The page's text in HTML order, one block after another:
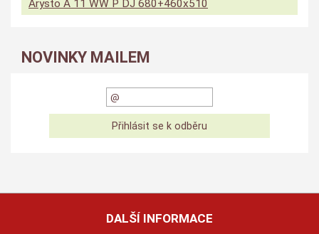
Arysto A 11 WW P DJ 680+460x510
NOVINKY MAILEM
DALŠÍ INFORMACE